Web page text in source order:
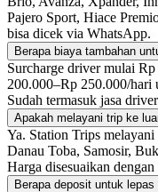
Pajero Sport, Hiace
bisa dicek via WhatsApp.
Berapa biaya tambahan
Surcharge driver mulai
200.000–Rp 250.000/hari
Sudah termasuk jasa
Apakah melayani trip ke
Ya. Station Trips
Danau Toba, Samosir,
Harga disesuaikan
Berapa deposit untuk lepas